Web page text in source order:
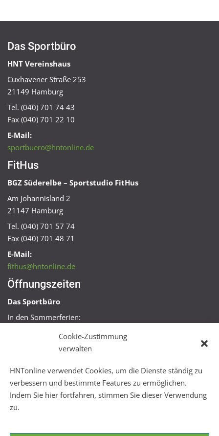
Cookie-Zustimmung
verwalten
HNTonline verwendet Cookies, um die Dienste ständig zu
verbessern und bestimmte Features zu ermöglichen.
Indem Sie hier fortfahren, stimmen Sie dieser Verwendung
zu.
Das Sportbüro
HNT Vereinshaus
Cuxhavener Straße 253
21149 Hamburg
Tel. (040) 701 74 43
Fax (040) 701 22 10
E-Mail:
sportbuero@hntonline.de
FitHus
BGZ Süderelbe – Sportstudio FitHus
Am Johannisland 2
21147 Hamburg
Tel. (040) 701 57 74
Fax (040) 701 48 71
E-Mail:
fithus@hntonline.de
Öffnungszeiten
Das Sportbüro
In den Sommerferien:
Mo + Mi 16:00 – 18:00 Uhr
Mo – Fr 08:00 – 22:00 Uhr
Sa + So 10:00 – 18:00 Uhr